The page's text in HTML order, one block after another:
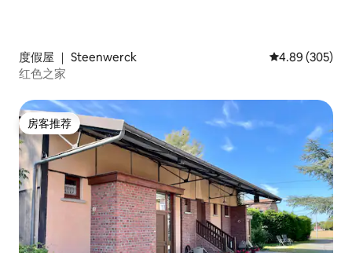
度假屋 ｜ Steenwerck 平均评分 4.89
4.89 (305)
红色之家
房客推荐
房客推荐